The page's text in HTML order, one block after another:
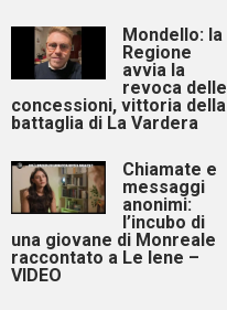
Mondello: la
Regione
avvia la
revoca delle
concessioni, vittoria della
battaglia di La Vardera
Chiamate e
messaggi
anonimi:
l’incubo di
una giovane di Monreale
raccontato a Le Iene –
VIDEO